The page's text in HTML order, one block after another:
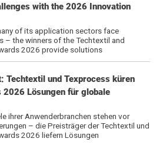
with the 2026 Innovation
of its application sectors face
– the winners of the Techtextil and
2026 provide solutions
Techtextil und Texprocess küren
Lösungen für globale
ihrer Anwenderbranchen stehen vor
– die Preisträger der Techtextil und
2026 liefern Lösungen